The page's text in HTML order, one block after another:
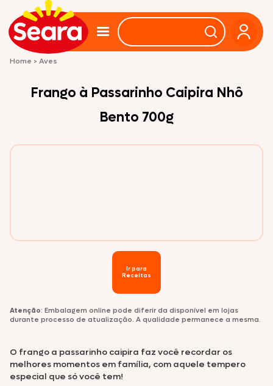
Home > Aves
Frango à Passarinho Caipira Nhô
Bento 700g
Ir para
Receitas
Atenção: Embalagem online pode diferir da disponível em lojas
durante processo de atualização. A qualidade permanece a mesma.
O frango a passarinho caipira faz você recordar os
melhores momentos em família, com aquele tempero
especial que só você tem!